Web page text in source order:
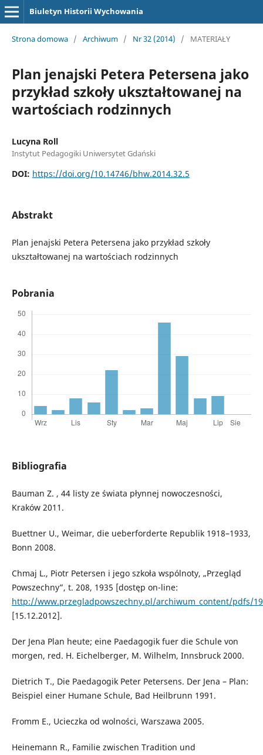
Biuletyn Historii Wychowania
Strona domowa / Archiwum / Nr 32 (2014) / MATERIAŁY
Plan jenajski Petera Petersena jako
przykład szkoły ukształtowanej na
wartościach rodzinnych
Lucyna Roll
Instytut Pedagogiki Uniwersytet Gdański
DOI: https://doi.org/10.14746/bhw.2014.32.5
Abstrakt
Plan jenajski Petera Petersena jako przykład szkoły
ukształtowanej na wartościach rodzinnych
Pobrania
Bibliografia
Bauman Z. , 44 listy ze świata płynnej nowoczesności,
Kraków 2011.
Buettner U., Weimar, die ueberforderte Republik 1918–1933,
Bonn 2008.
Chmaj L., Piotr Petersen i jego szkoła wspólnoty, „Przegląd
Powszechny”, t. 208, 1935 [dostęp on-line:
http://www.przegladpowszechny.pl/archiwum_content/pdfs/
[15.12.2012].
Der Jena Plan heute; eine Paedagogik fuer die Schule von
morgen, red. H. Eichelberger, M. Wilhelm, Innsbruck 2000.
Dietrich T., Die Paedagogik Peter Petersens. Der Jena – Plan:
Beispiel einer Humane Schule, Bad Heilbrunn 1991.
Fromm E., Ucieczka od wolności, Warszawa 2005.
Heinemann R., Familie zwischen Tradition und